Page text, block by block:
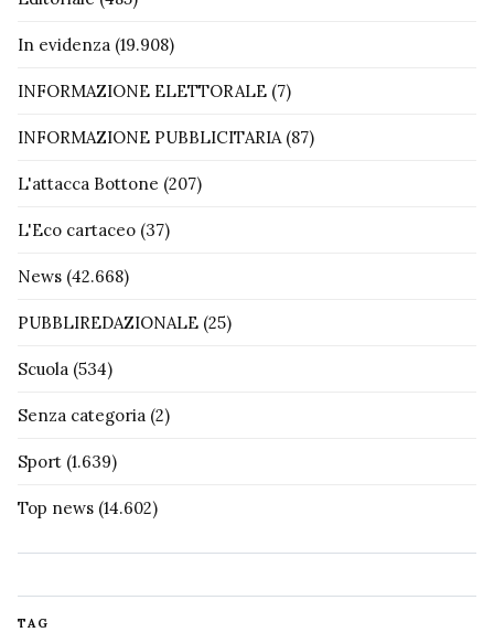
In evidenza (19.908)
INFORMAZIONE ELETTORALE (7)
INFORMAZIONE PUBBLICITARIA(87)
L'attacca Bottone (207)
L'Eco cartaceo (37)
News (42.668)
PUBBLIREDAZIONALE (25)
Scuola (534)
Senza categoria (2)
Sport (1.639)
Top news (14.602)
TAG